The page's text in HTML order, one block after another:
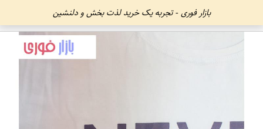
بازار فوری - تجربه یک خرید لذت بخش و دلنشین